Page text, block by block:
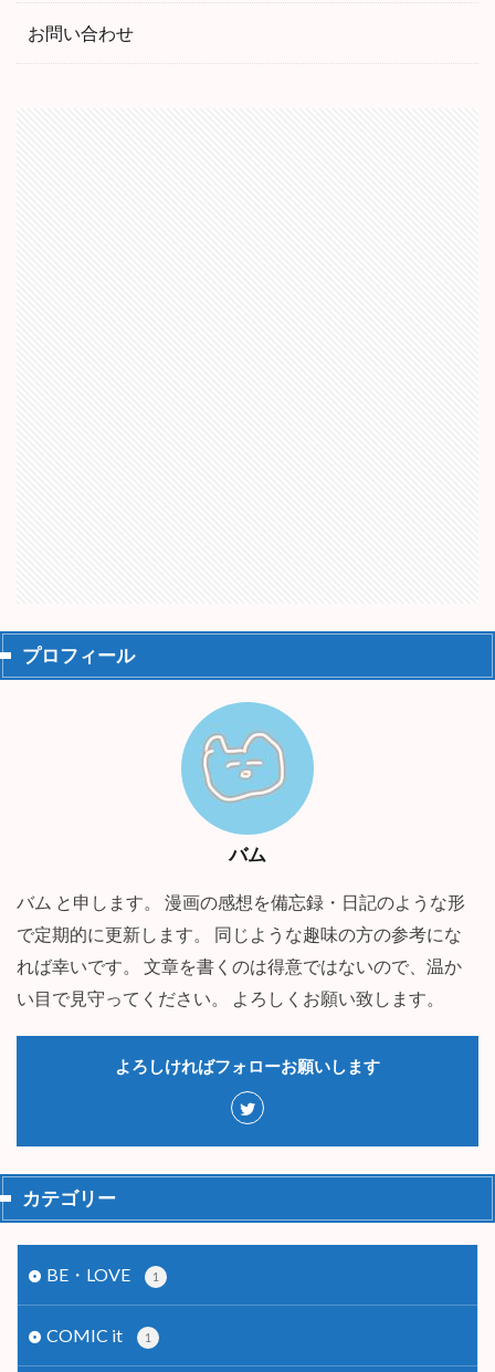
お問い合わせ
プロフィール
バム
バム と申します。 漫画の感想を備忘録・日記のような形
で定期的に更新します。 同じような趣味の方の参考にな
れば幸いです。 文章を書くのは得意ではないので、温か
い目で見守ってください。 よろしくお願い致します。
よろしければフォローお願いします
カテゴリー
BE・LOVE 1
COMIC it 1